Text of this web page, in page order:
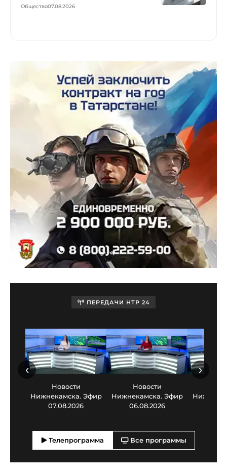
Общество07.08.2026
ПЕРЕДАЧИ НТР 24
Новости
Нижнекамска. Эфир
07.08.2026
Новости
Нижнекамска. Эфир
06.08.2026
‹ ›
Телепрограмма Все программы